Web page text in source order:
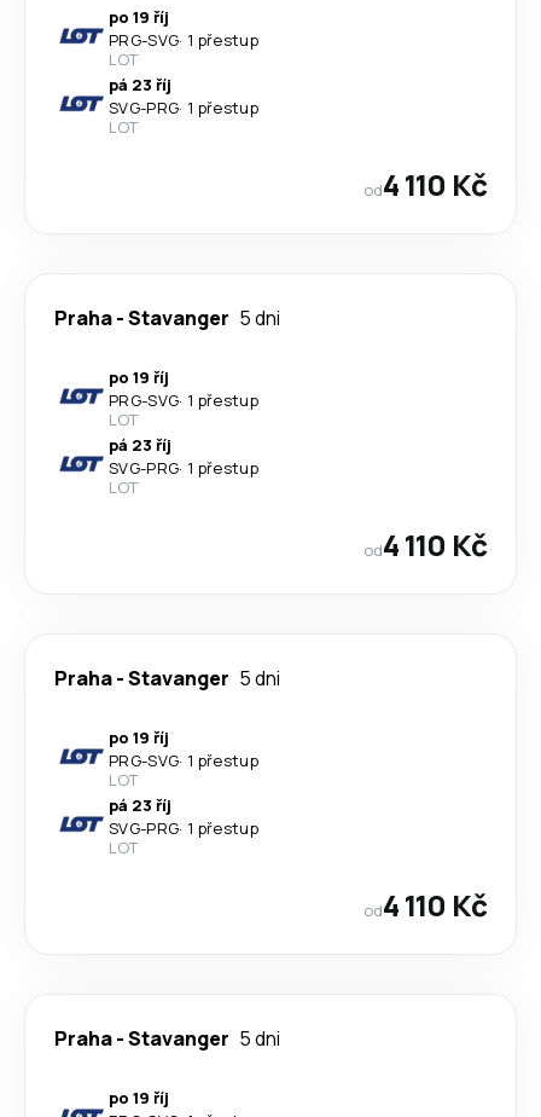
po 19 říj
PRG-SVG· 1 přestup
LOT
pá 23 říj
SVG-PRG· 1 přestup
LOT
od4 110 Kč
Praha-Stavanger 5 dni
po 19 říj
PRG-SVG· 1 přestup
LOT
pá 23 říj
SVG-PRG· 1 přestup
LOT
od4 110 Kč
Praha-Stavanger 5 dni
po 19 říj
PRG-SVG· 1 přestup
LOT
pá 23 říj
SVG-PRG· 1 přestup
LOT
od4 110 Kč
Praha-Stavanger 5 dni
po 19 říj